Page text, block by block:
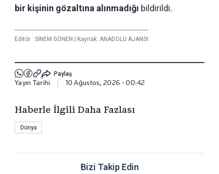
bir kişinin gözaltına alınmadığı bildirildi.
Editör : SİNEM GÖNEN | Kaynak: ANADOLU AJANSI
Paylaş
Yayın Tarihi 10 Ağustos, 2026 - 00:42
Haberle İlgili Daha Fazlası
Dünya
Bizi Takip Edin